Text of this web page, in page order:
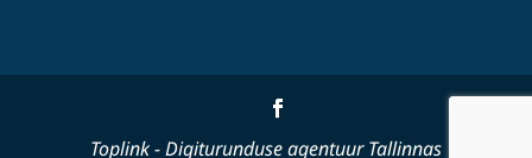
Toplink- Digiturunduse agentuur Tallinnas